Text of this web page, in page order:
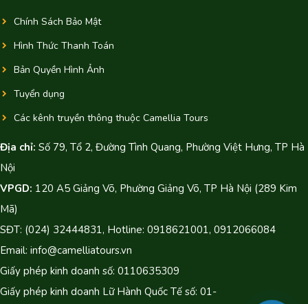
Chính Sách Bảo Mật
Hình Thức Thanh Toán
Bản Quyền Hình Ảnh
Tuyển dụng
Các kênh truyền thông thuộc Camellia Tours
Địa chỉ: Số 79, Tổ 2, Đường Tình Quang, Phường Việt Hưng, TP Hà
Nội
VPGD: 120 A5 Giảng Võ, Phường Giảng Võ, TP Hà Nội (289 Kim
Mã)
SĐT: (024) 32444831, Hotline: 0918621001, 0912066084
Email: info@camelliatours.vn
Giấy phép kinh doanh số: 0110635309
Giấy phép kinh doanh Lữ Hành Quốc Tế số: 01-